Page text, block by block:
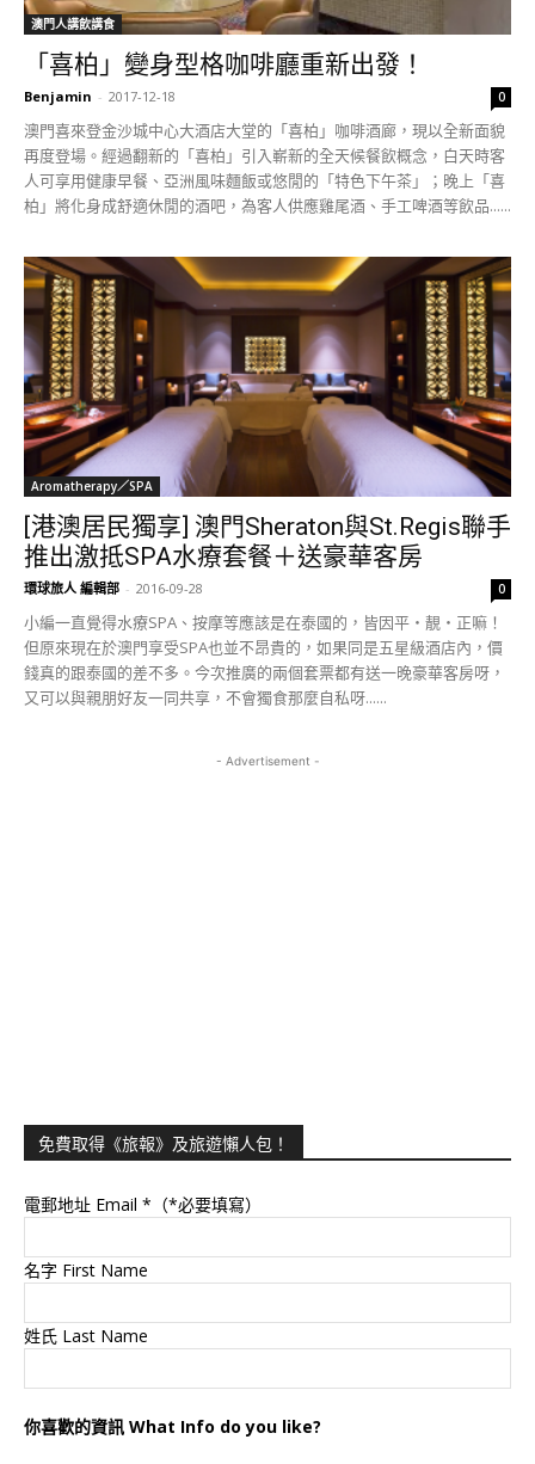
澳門人講飲講食
「喜柏」變身型格咖啡廳重新出發！
Benjamin - 2017-12-18 0
澳門喜來登金沙城中心大酒店大堂的「喜柏」咖啡酒廊，現以全新面貌
再度登場。經過翻新的「喜柏」引入嶄新的全天候餐飲概念，白天時客
人可享用健康早餐、亞洲風味麵飯或悠閒的「特色下午茶」；晚上「喜
柏」將化身成舒適休閒的酒吧，為客人供應雞尾酒、手工啤酒等飲品......
Aromatherapy／SPA
[港澳居民獨享] 澳門Sheraton與St.Regis聯手
推出激抵SPA水療套餐＋送豪華客房
環球旅人 編輯部 - 2016-09-28 0
小編一直覺得水療SPA、按摩等應該是在泰國的，皆因平‧靚‧正嘛！
但原來現在於澳門享受SPA也並不昂貴的，如果同是五星級酒店內，價
錢真的跟泰國的差不多。今次推廣的兩個套票都有送一晚豪華客房呀，
又可以與親朋好友一同共享，不會獨食那麼自私呀......
- Advertisement -
免費取得《旅報》及旅遊懶人包！
電郵地址 Email *（*必要填寫）
名字 First Name
姓氏 Last Name
你喜歡的資訊 What Info do you like?